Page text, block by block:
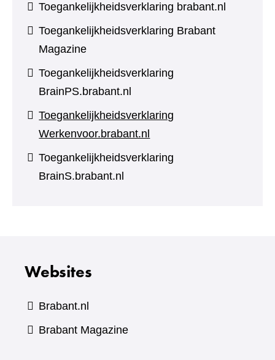
Toegankelijkheidsverklaring brabant.nl
Toegankelijkheidsverklaring Brabant
Magazine
Toegankelijkheidsverklaring
BrainPS.brabant.nl
Toegankelijkheidsverklaring
Werkenvoor.brabant.nl
Toegankelijkheidsverklaring
BrainS.brabant.nl
Websites
Brabant.nl
Brabant Magazine(verwijst